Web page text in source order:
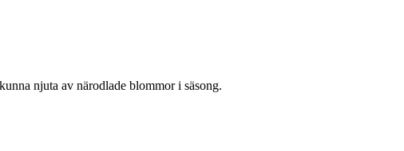
njuta av närodlade blommor i säsong.